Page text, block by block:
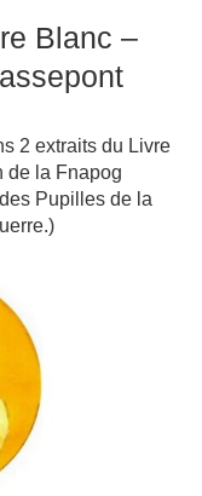
Blanc –
2 extraits du Livre
de la Fnapog
Pupilles de la